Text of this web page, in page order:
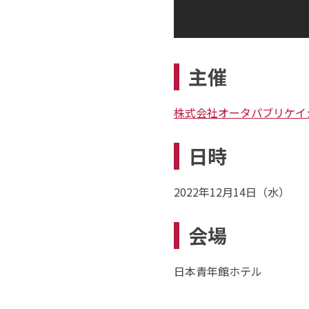
主催
株式会社オータパブリケ
日時
2022年12月14日（水）
会場
日本青年館ホテル